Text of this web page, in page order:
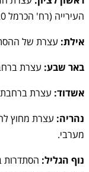
העירייה (רח' הכרמל 20) ובמעמד ראש העיר רז קינסטליך.
אילת: עצרת של
באר שבע: עצרת
אשדוד: עצרת ברחבת
נהריה:
מערבי.
נוף הגליל: